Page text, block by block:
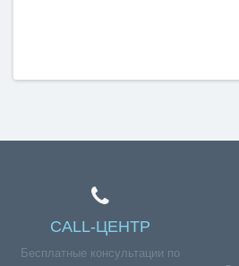
CALL-ЦЕНТР
Бесплатные консультации по